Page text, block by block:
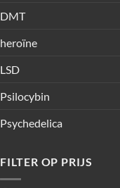
DMT
heroïne
LSD
Psilocybin
Psychedelica
FILTER OP PRIJS